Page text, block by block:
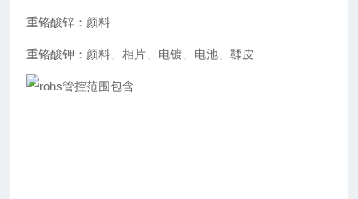
重铬酸锌：颜料
重铬酸钾：颜料、相片、电镀、电池、鞣皮